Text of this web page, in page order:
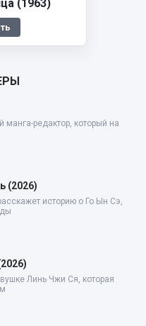
(1963)
манга-редактор, который на
(2026)
историю о Го Ын Сэ,
Линь Чжи Ся, которая